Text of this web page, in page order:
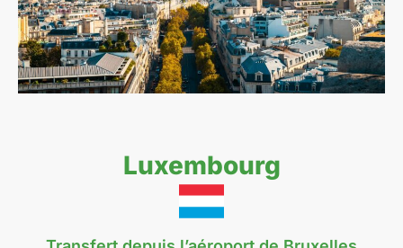
Luxembourg